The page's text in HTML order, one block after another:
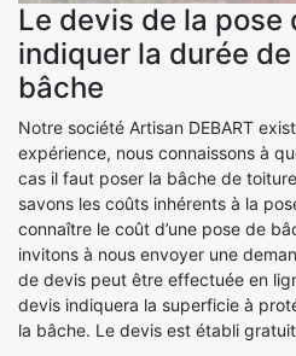
Le devis de la pose
indiquer la durée
bâche
Notre société Artisan DEBART
expérience, nous connaissons à
cas il faut poser la bâche de
savons les coûts inhérents à la
connaître le coût d’une pose de
invitons à nous envoyer une
de devis peut être effectuée en
devis indiquera la superficie à
la bâche. Le devis est établi